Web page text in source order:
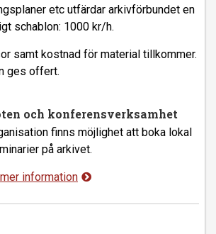
etc utfärdar arkivförbundet en
schablon: 1000 kr/h.
samt kostnad för material tillkommer.
ges offert.
och konferensverksamhet
finns möjlighet att boka lokal
på arkivet.
information